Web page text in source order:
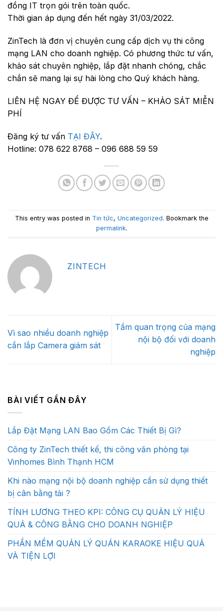
đồng IT trọn gói trên toàn quốc.
Thời gian áp dụng đến hết ngày 31/03/2022.
ZinTech là đơn vị chuyên cung cấp dịch vụ thi công
mạng LAN cho doanh nghiệp. Có phương thức tư vấn,
khảo sát chuyên nghiệp, lắp đặt nhanh chóng, chắc
chắn sẽ mang lại sự hài lòng cho Quý khách hàng.
LIÊN HỆ NGAY ĐỂ ĐƯỢC TƯ VẤN – KHẢO SÁT MIỄN
PHÍ
Đăng ký tư vấn TẠI ĐÂY.
Hotline: 078 622 8768 – 096 688 59 59
This entry was posted in Tin tức, Uncategorized. Bookmark the
permalink.
ZINTECH
Vì sao nhiều doanh nghiệp
cần lắp Camera giám sát
Tầm quan trọng của mạng
nội bộ đối với doanh
nghiệp
BÀI VIẾT GẦN ĐÂY
Lắp Đặt Mạng LAN Bao Gồm Các Thiết Bị Gì?
Công ty ZinTech thiết kế, thi công văn phòng tại
Vinhomes Bình Thạnh HCM
Khi nào mạng nội bộ doanh nghiệp cần sử dụng thiết
bị cân bằng tải ?
TÍNH LƯƠNG THEO KPI: CÔNG CỤ QUẢN LÝ HIỆU
QUẢ & CÔNG BẰNG CHO DOANH NGHIỆP
PHẦN MỀM QUẢN LÝ QUÁN KARAOKE HIỆU QUẢ
VÀ TIỆN LỢI